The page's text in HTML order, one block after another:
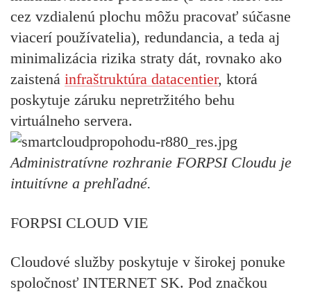
cez vzdialenú plochu môžu pracovať súčasne
viacerí používatelia), redundancia, a teda aj
minimalizácia rizika straty dát, rovnako ako
zaistená infraštruktúra datacentier, ktorá
poskytuje záruku nepretržitého behu
virtuálneho servera.
Administratívne rozhranie FORPSI Cloudu je
intuitívne a prehľadné.
FORPSI CLOUD VIE
Cloudové služby poskytuje v širokej ponuke
spoločnosť INTERNET SK. Pod značkou